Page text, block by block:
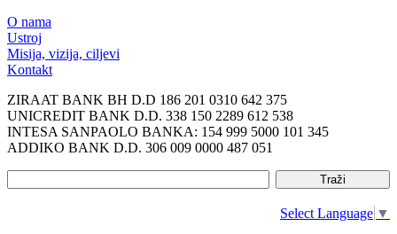
O nama
Ustroj
Misija, vizija, ciljevi
Kontakt
ZIRAAT BANK BH D.D 186 201 0310 642 375
UNICREDIT BANK D.D. 338 150 2289 612 538
INTESA SANPAOLO BANKA: 154 999 5000 101 345
ADDIKO BANK D.D. 306 009 0000 487 051
Select Language ▼